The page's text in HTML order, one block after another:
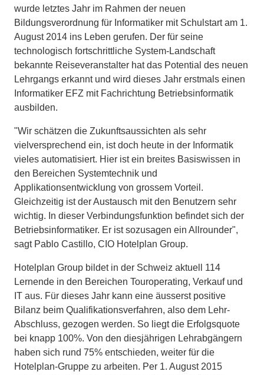
wurde letztes Jahr im Rahmen der neuen
Bildungsverordnung für Informatiker mit Schulstart am 1.
August 2014 ins Leben gerufen. Der für seine
technologisch fortschrittliche System-Landschaft
bekannte Reiseveranstalter hat das Potential des neuen
Lehrgangs erkannt und wird dieses Jahr erstmals einen
Informatiker EFZ mit Fachrichtung Betriebsinformatik
ausbilden.
"Wir schätzen die Zukunftsaussichten als sehr
vielversprechend ein, ist doch heute in der Informatik
vieles automatisiert. Hier ist ein breites Basiswissen in
den Bereichen Systemtechnik und
Applikationsentwicklung von grossem Vorteil.
Gleichzeitig ist der Austausch mit den Benutzern sehr
wichtig. In dieser Verbindungsfunktion befindet sich der
Betriebsinformatiker. Er ist sozusagen ein Allrounder",
sagt Pablo Castillo, CIO Hotelplan Group.
Hotelplan Group bildet in der Schweiz aktuell 114
Lernende in den Bereichen Touroperating, Verkauf und
IT aus. Für dieses Jahr kann eine äusserst positive
Bilanz beim Qualifikationsverfahren, also dem Lehr-
Abschluss, gezogen werden. So liegt die Erfolgsquote
bei knapp 100%. Von den diesjährigen Lehrabgängern
haben sich rund 75% entschieden, weiter für die
Hotelplan-Gruppe zu arbeiten. Per 1. August 2015